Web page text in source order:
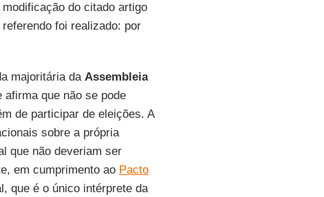
do citado artigo
foi realizado: por
majoritária da Assembleia
afirma que não se pode
de participar de eleições. A
sobre a própria
que não deveriam ser
em cumprimento ao Pacto
que é o único intérprete da